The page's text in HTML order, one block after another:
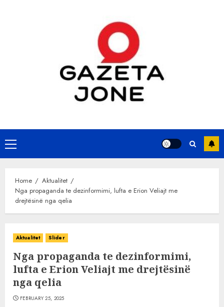
Primary
Menu
Home
Aktualitet
Nga propaganda te dezinformimi, lufta e Erion Veliajt me
drejtësinë nga qelia
Aktualitet Slider
Nga propaganda te dezinformimi,
lufta e Erion Veliajt me drejtësinë
nga qelia
FEBRUARY 25, 2025